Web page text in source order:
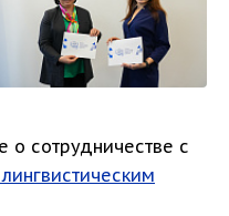
о сотрудничестве с